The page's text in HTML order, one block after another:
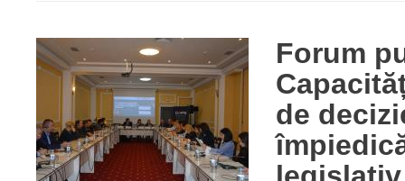
Forum
de